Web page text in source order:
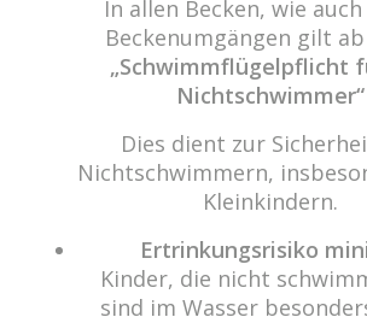
E-Mail:info@cabriosenden.de
Internet:www.cabriosenden.de
Wir freuen uns auf Sie!
Haben Sie Fragen? Wir kümmern
Eine Nachricht schreiben
In allen Becken, wie
Beckenumgängen gilt
„Schwimmflügelpflicht
Nichtschwimmer“
Dies dient zur
Nichtschwimmern,
Kleinkindern.
Ertrinkungsrisiko
Kinder, die nicht
sind im Wasser